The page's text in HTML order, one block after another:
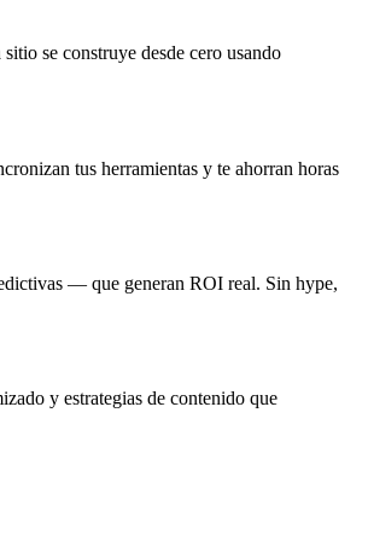
se construye desde cero usando
tus herramientas y te ahorran horas
— que generan ROI real. Sin hype,
y estrategias de contenido que